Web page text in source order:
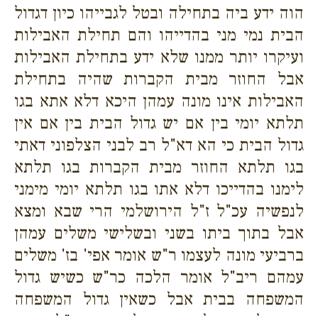
הוה ידע ביה בתחילה ובטל לגבייהו כיון דגדול
הבית נמי מני בהדייהו והם תחילת האבילות
ועיקרו יותר ממנו שלא ידע בתחילת האבילות
אבל החוזר מבית הקברות שהיה בתחילת
האבילות אינו מונה עמהן היכא דלא אתא בגו
תלתא יומי בין אם יש גדול הבית בין אם אין
גדול הבית כי הא דא"ל רב לבני הצלפוני דאתי
בגו תלתא החוזר מבית הקברות בגו תלתא
לימנו בהדייכו דלא אתו בגו תלתא יומי מימני
לנפשיה עכ"ל ז"ל הירושלמי הרי שבא ומצא
אבל בתוך ביתו בשני ובשלישי משלים עמהן
ברביעי מונה לעצמו ר"ש אומר אפי' בז' משלים
עמהם ריב"ל אומר הלכה כר"ש כשיש גדול
המשפחה בבית אבל כשאין גדול המשפחה